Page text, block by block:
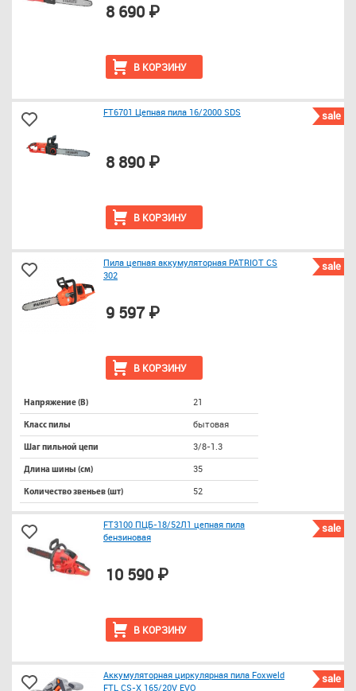
В КОРЗИНУ
8 690 ₽
sale
FT6701 Цепная пила 16/2000 SDS
В КОРЗИНУ
8 890 ₽
sale
Пила цепная аккумуляторная PATRIOT CS
302
В КОРЗИНУ
9 597 ₽
Напряжение (В) 21
Класс пилы бытовая
Шаг пильной цепи 3/8-1.3
Длина шины (см) 35
Количество звеньев (шт) 52
sale
FT3100 ПЦБ-18/52Л1 цепная пила
бензиновая
В КОРЗИНУ
10 590 ₽
sale
Аккумуляторная циркулярная пила Foxweld
FTL CS-X 165/20V EVO